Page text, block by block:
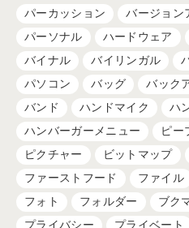
パーカッション
バージョン
パーソナル
ハードウェア
バイナル
バイリンガル
パソコン
バッグ バック
バンド
ハンドマイク
ハ
ハンバーガーメニュー
ピー
ピクチャー
ビットマップ
ファーストフード
ファイル
フォト
フォルダー ブク
プライバシー
プライベート